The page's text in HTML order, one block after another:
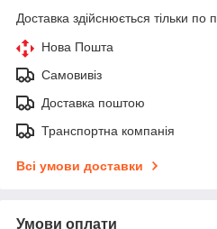
Доставка здійснюється тільки по
Нова Пошта
Самовивіз
Доставка поштою
Транспортна компанія
Всі умови доставки
Умови оплати